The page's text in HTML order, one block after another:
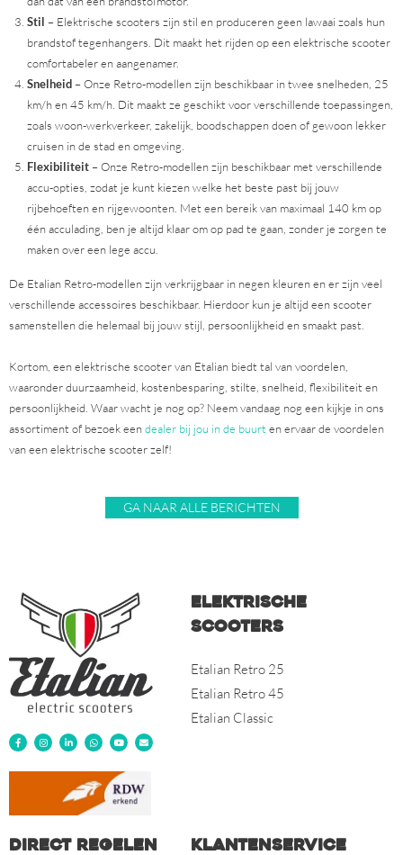
Stil – Elektrische scooters zijn stil en produceren geen lawaai zoals hun
brandstof tegenhangers. Dit maakt het rijden op een elektrische scooter
comfortabeler en aangenamer.
Snelheid – Onze Retro-modellen zijn beschikbaar in twee snelheden, 25
km/h en 45 km/h. Dit maakt ze geschikt voor verschillende toepassingen,
zoals woon-werkverkeer, zakelijk, boodschappen doen of gewoon lekker
cruisen in de stad en omgeving.
Flexibiliteit – Onze Retro-modellen zijn beschikbaar met verschillende
accu-opties, zodat je kunt kiezen welke het beste past bij jouw
rijbehoeften en rijgewoonten. Met een bereik van maximaal 140 km op
één acculading, ben je altijd klaar om op pad te gaan, zonder je zorgen te
maken over een lege accu.
De Etalian Retro-modellen zijn verkrijgbaar in negen kleuren en er zijn veel
verschillende accessoires beschikbaar. Hierdoor kun je altijd een scooter
samenstellen die helemaal bij jouw stijl, persoonlijkheid en smaakt past.
Kortom, een elektrische scooter van Etalian biedt tal van voordelen,
waaronder duurzaamheid, kostenbesparing, stilte, snelheid, flexibiliteit en
persoonlijkheid. Waar wacht je nog op? Neem vandaag nog een kijkje in ons
assortiment of bezoek eendealer bij jou in de buurt en ervaar de voordelen
van een elektrische scooter zelf!
GA NAAR ALLE BERICHTEN
Elektrische
scooters
Etalian Retro 25
Etalian Retro 45
Etalian Classic
Direct regelen Klantenservice